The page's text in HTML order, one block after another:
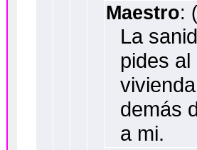
Maestro:
La
pides
demás
a mi.